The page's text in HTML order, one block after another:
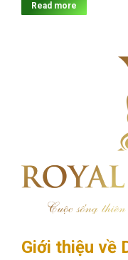
Read more
Giới thiệu về